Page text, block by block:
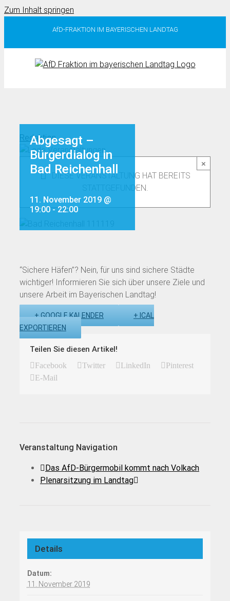
Zum Inhalt springen
AfD-FRAKTION IM BAYERISCHEN LANDTAG
Redaktion
×
DIESE VERANSTALTUNG HAT BEREITS
STATTGEFUNDEN.
Abgesagt –
Bürgerdialog in
Bad Reichenhall
11. November 2019 @
19:00 - 22:00
“Sichere Häfen”? Nein, für uns sind sichere Städte
wichtiger! Informieren Sie sich über unsere Ziele und
unsere Arbeit im Bayerischen Landtag!
+ GOOGLE KALENDER
+ ICAL
EXPORTIEREN
Teilen Sie diesen Artikel!
Facebook Twitter LinkedIn
Pinterest
E-Mail
Veranstaltung Navigation
Das AfD-Bürgermobil kommt nach Volkach
Plenarsitzung im Landtag
Details
Datum:
11. November 2019